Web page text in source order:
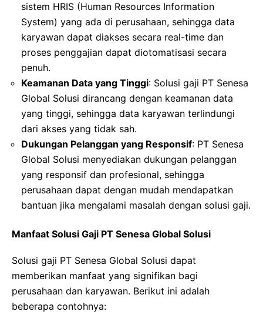
sistem HRIS (Human Resources Information
System) yang ada di perusahaan, sehingga data
karyawan dapat diakses secara real-time dan
proses penggajian dapat diotomatisasi secara
penuh.
Keamanan Data yang Tinggi: Solusi gaji PT Senesa
Global Solusi dirancang dengan keamanan data
yang tinggi, sehingga data karyawan terlindungi
dari akses yang tidak sah.
Dukungan Pelanggan yang Responsif: PT Senesa
Global Solusi menyediakan dukungan pelanggan
yang responsif dan profesional, sehingga
perusahaan dapat dengan mudah mendapatkan
bantuan jika mengalami masalah dengan solusi gaji.
Manfaat Solusi Gaji PT Senesa Global Solusi
Solusi gaji PT Senesa Global Solusi dapat
memberikan manfaat yang signifikan bagi
perusahaan dan karyawan. Berikut ini adalah
beberapa contohnya: